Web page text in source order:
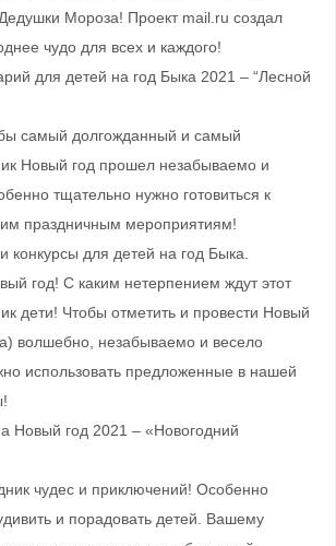
Мороза! Проект mail.ru создал
чудо для всех и каждого!
для детей на год Быка 2021 – “Лесной
самый долгожданный и самый
Новый год прошел незабываемо и
тщательно нужно готовиться к
праздничным мероприятиям!
конкурсы для детей на год Быка.
год! С каким нетерпением ждут этот
дети! Чтобы отметить и провести Новый
волшебно, незабываемо и весело
использовать предложенные в нашей
Новый год 2021 – «Новогодний
чудес и приключений! Особенно
и порадовать детей. Вашему